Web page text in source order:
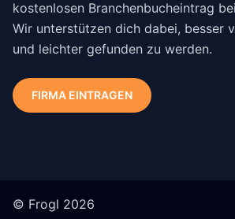
kostenlosen Branchenbucheintrag
Wir unterstützen dich dabei, besser
und leichter gefunden zu werden.
FIRMA EINTRAGEN
© Frogl 2026